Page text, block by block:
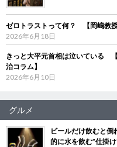
ゼロトラストって何？ 【岡嶋教授
2026年6月18日
きっと大平元首相は泣いている
治コラム】
2026年6月10日
グルメ
ビールだけ飲むと
的に水を飲む”仕掛